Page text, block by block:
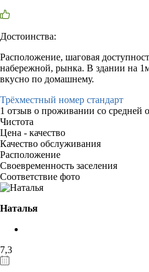
Достоинства:
Расположение, шаговая
набережной, рынка. В здании на
вкусно по домашнему.
Трёхместный номер стандарт
1 отзыв о проживании со средней
Чистота
Цена - качество
Качество обслуживания
Расположение
Своевременность заселения
Соответствие фото
Наталья
7,3